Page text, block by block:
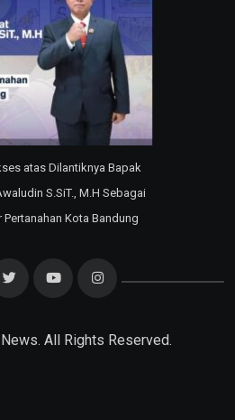
atas Dilantiknya Bapak
S.SiT., M.H Sebagai
Pertanahan Kota Bandung
. All Rights Reserved.